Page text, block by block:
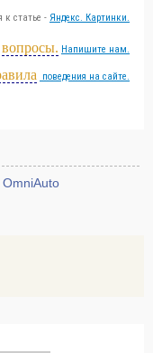
к статье - Яндекс. Картинки.
вопросы. Напишите нам.
поведения на сайте.